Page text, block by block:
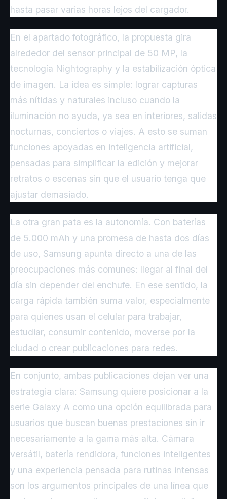
hasta pasar varias horas lejos del cargador.
En el apartado fotográfico, la propuesta gira
alrededor del sensor principal de 50 MP, la
tecnología Nightography y la estabilización óptica
de imagen. La idea es simple: lograr capturas
más nítidas y naturales incluso cuando la
iluminación no ayuda, ya sea en interiores, salidas
nocturnas, conciertos o viajes. A esto se suman
funciones apoyadas en inteligencia artificial,
pensadas para simplificar la edición y mejorar
retratos o escenas sin que el usuario tenga que
ajustar demasiado.
La otra gran pata es la autonomía. Con baterías
de 5.000 mAh y una promesa de hasta dos días
de uso, Samsung apunta directo a una de las
preocupaciones más comunes: llegar al final del
día sin depender del enchufe. En ese sentido, la
carga rápida también suma valor, especialmente
para quienes usan el celular para trabajar,
estudiar, consumir contenido, moverse por la
ciudad o crear publicaciones para redes.
En conjunto, ambas publicaciones dejan ver una
estrategia clara: Samsung quiere posicionar a la
serie Galaxy A como una opción equilibrada para
usuarios que buscan buenas prestaciones sin ir
necesariamente a la gama más alta. Cámara
versátil, batería rendidora, funciones inteligentes
y una experiencia pensada para rutinas intensas
son los argumentos principales de una línea que